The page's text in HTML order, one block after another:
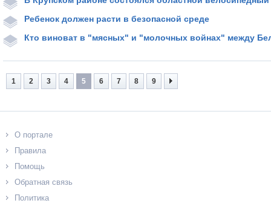
Ребенок должен расти в безопасной среде
Кто виноват в "мясных" и "молочных войнах" между
1 2 3 4 5 6 7 8 9
О портале
Правила
Помощь
Обратная связь
Политика